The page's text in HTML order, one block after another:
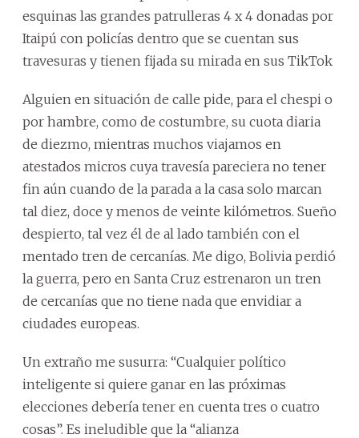
esquinas las grandes patrulleras 4 x 4 donadas por
Itaipú con policías dentro que se cuentan sus
travesuras y tienen fijada su mirada en sus TikTok
Alguien en situación de calle pide, para el chespi o
por hambre, como de costumbre, su cuota diaria
de diezmo, mientras muchos viajamos en
atestados micros cuya travesía pareciera no tener
fin aún cuando de la parada a la casa solo marcan
tal diez, doce y menos de veinte kilómetros. Sueño
despierto, tal vez él de al lado también con el
mentado tren de cercanías. Me digo, Bolivia perdió
la guerra, pero en Santa Cruz estrenaron un tren
de cercanías que no tiene nada que envidiar a
ciudades europeas.
Un extraño me susurra: “Cualquier político
inteligente si quiere ganar en las próximas
elecciones debería tener en cuenta tres o cuatro
cosas”. Es ineludible que la “alianza